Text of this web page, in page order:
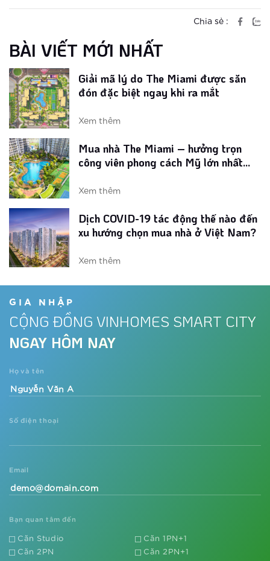
Chia sẻ :
BÀI VIẾT MỚI NHẤT
Giải mã lý do The Miami được săn
đón đặc biệt ngay khi ra mắt
Xem thêm
Mua nhà The Miami – hưởng trọn
công viên phong cách Mỹ lớn nhất
Xem thêm
Dịch COVID-19 tác động thế nào đến
xu hướng chọn mua nhà ở Việt Nam?
Xem thêm
Loạt tiện ích phong cách Mỹ tại phân
khu The Miami Tây Hà Nội
Xem thêm
Vinhomes ra mắt phân khu ‘chuẩn Mỹ’
resort Mỹ tại trung tâm phía Tây Thủ
Vì sao các nhà đầu tư lại săn lùng dự
GIA NHẬP
CỘNG ĐỒNG VINHOMES SMART CITY
NGAY HÔM NAY
Họ và tên
Số điện thoại
Email
Bạn quan tâm đến
Căn Studio
Căn 1PN+1
Căn 2PN
Căn 2PN+1